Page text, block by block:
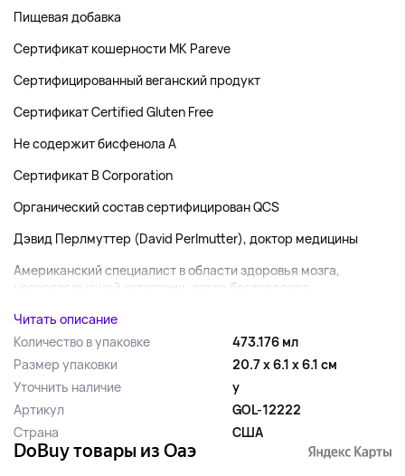
Пищевая добавка
Сертификат кошерности MK Pareve
Сертифицированный веганский продукт
Сертификат Certified Gluten Free
Не содержит бисфенола А
Сертификат B Corporation
Органический состав сертифицирован QCS
Дэвид Перлмуттер (David Perlmutter), доктор медицины
Американский специалист в области здоровья мозга,
невролог высшей категории, автор бестселлера...
Читать описание
Количество в упаковке
473.176 мл
Размер упаковки
20.7 x 6.1 x 6.1 см
Уточнить наличие
y
Артикул
GOL-12222
Страна
США